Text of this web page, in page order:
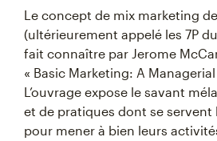
Le concept de mix marketing
(ultérieurement appelé les 7P
fait connaître par Jerome
« Basic Marketing: A
L’ouvrage expose le savant
et de pratiques dont se servent
pour mener à bien leurs